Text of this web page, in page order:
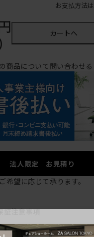
お支払方法
カートへ
商品について問い合わせる
法人限定 お見積り
ご希望に応じて承ります。
証注意事項